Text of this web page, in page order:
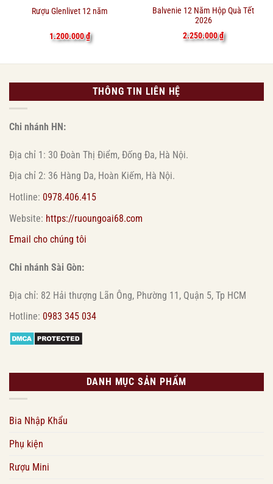
Rượu Glenlivet 12 năm
1.200.000₫
Balvenie 12 Năm Hộp Quà Tết
2026
2.250.000₫
THÔNG TIN LIÊN HỆ
Chi nhánh HN:
Địa chỉ 1: 30 Đoàn Thị Điểm, Đống Đa, Hà Nội.
Địa chỉ 2: 36 Hàng Da, Hoàn Kiếm, Hà Nội.
Hotline: 0978.406.415
Website: https://ruoungoai68.com
Email cho chúng tôi
Chi nhánh Sài Gòn:
Địa chỉ: 82 Hải thượng Lãn Ông, Phường 11, Quận 5, Tp HCM
Hotline: 0983 345 034
DANH MỤC SẢN PHẨM
Bia Nhập Khẩu
Phụ kiện
Rượu Mini